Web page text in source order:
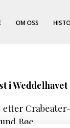
OM OSS
i
etter
Bøe